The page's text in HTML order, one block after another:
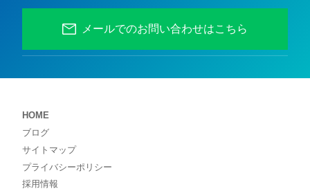
メールでのお問い合わせはこちら
HOME
ブログ
サイトマップ
プライバシーポリシー
採用情報